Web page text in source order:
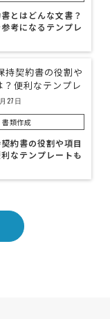
とはどんな文書？
考になるテンプレ
27日
類作成
約書の役割や項目
なテンプレートも